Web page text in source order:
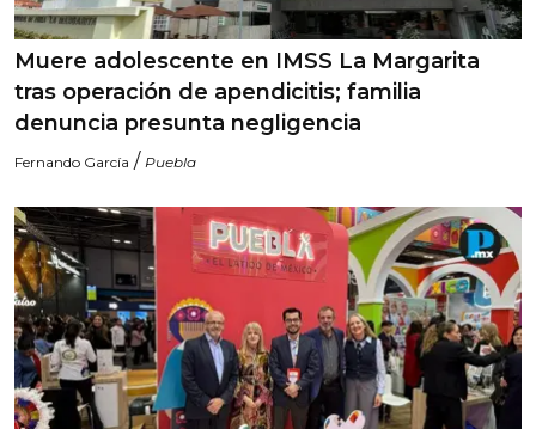
Muere adolescente en IMSS La Margarita
tras operación de apendicitis; familia
denuncia presunta negligencia
Fernando García / Puebla